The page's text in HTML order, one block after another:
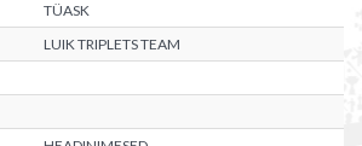
TÜASK
LUIK TRIPLETS TEAM